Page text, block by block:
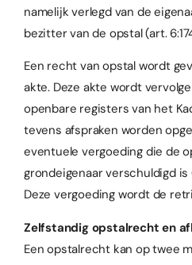
namelijk verlegd van de
bezitter van de opstal (art.
Een recht van opstal wordt
akte. Deze akte wordt
openbare registers van het
tevens afspraken worden
eventuele vergoeding die de
grondeigenaar verschuldigd is
Deze vergoeding wordt de
Zelfstandig opstalrecht en
Een opstalrecht kan op twee